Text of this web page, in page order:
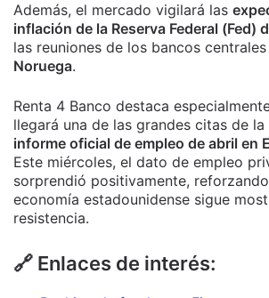
Además, el mercado vigilará las
inflación de la Reserva Federal (Fed)
las reuniones de los bancos
Noruega.
Renta 4 Banco destaca
llegará una de las grandes citas de la
informe oficial de empleo de abril en
Este miércoles, el dato de empleo
sorprendió positivamente,
economía estadounidense sigue
resistencia.
🔗 Enlaces de interés: